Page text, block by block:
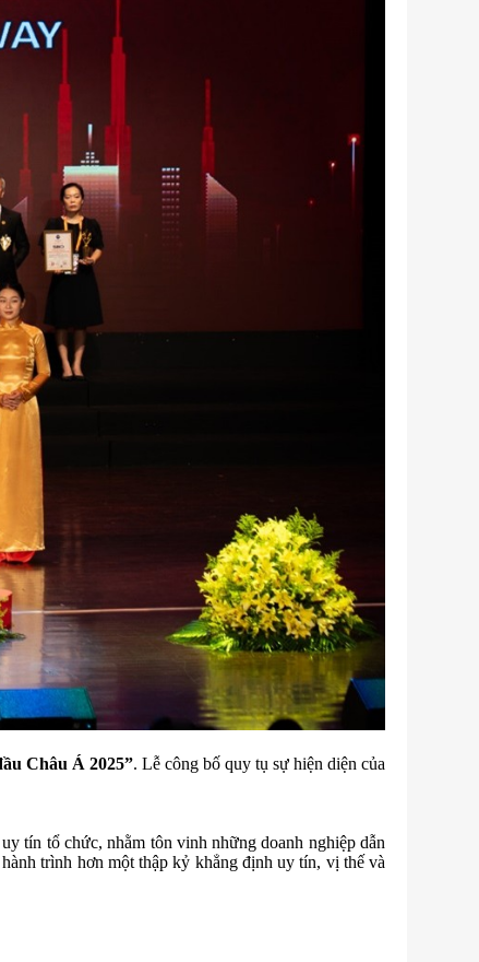
Châu Á 2025”. Lễ công bố quy tụ sự hiện diện của
tín tổ chức, nhằm tôn vinh những doanh nghiệp dẫn
trình hơn một thập kỷ khẳng định uy tín, vị thế và